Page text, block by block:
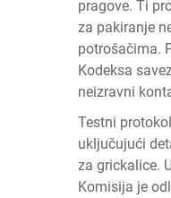
pragove. Ti
za pakiranje
potrošačima.
Kodeksa
neizravni
Testni
uključujući
za grickalice.
Komisija je